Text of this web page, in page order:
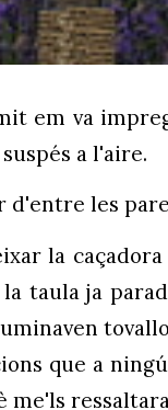
em va
a l'aire.
les
la
taula ja
que a